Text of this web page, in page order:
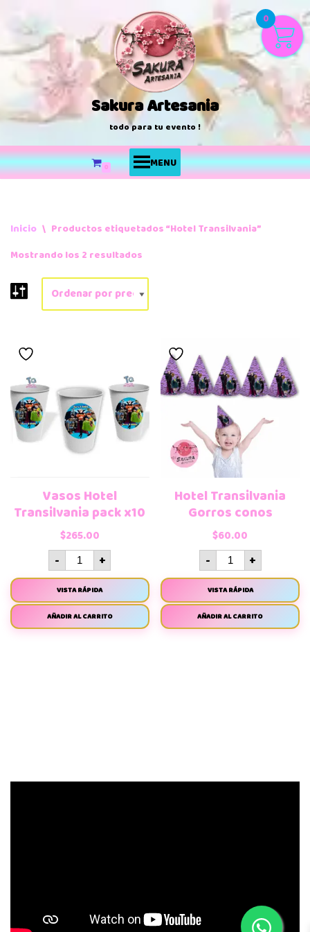
Saltar
al
contenido
Sakura Artesania
todo para tu evento !
0 MENU
Inicio \ Productos etiquetados “Hotel Transilvania”
Mostrando los 2 resultados
Vasos Hotel
Transilvania pack x10
$265.00
- +
VISTA RÁPIDA
AÑADIR AL CARRITO
Hotel Transilvania
Gorros conos
$60.00
- +
VISTA RÁPIDA
AÑADIR AL CARRITO
0